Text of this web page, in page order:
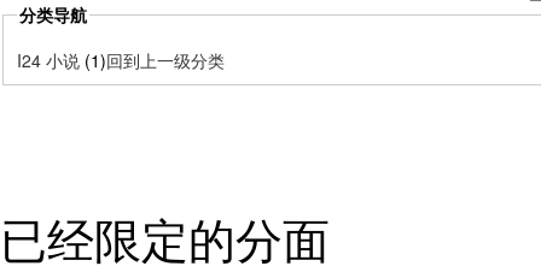
分类导航
I24 小说 (1)回到上一级分类
已经限定的分面